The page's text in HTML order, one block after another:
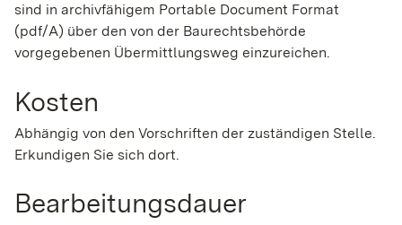
sind in archivfähigem Portable Document Format
(pdf/A) über den von der Baurechtsbehörde
vorgegebenen Übermittlungsweg einzureichen.
Kosten
Abhängig von den Vorschriften der zuständigen Stelle.
Erkundigen Sie sich dort.
Bearbeitungsdauer